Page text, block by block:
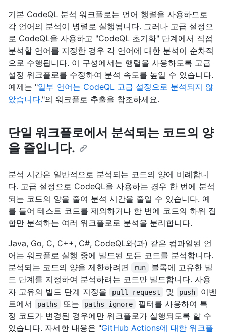
기본 CodeQL 분석 워크플로는 언어 행렬을 사용하므로
각 언어의 분석이 병렬로 실행됩니다. 그러나 고급 설정으
로 CodeQL을 사용하고 "CodeQL 초기화" 단계에서 직접
분석할 언어를 지정한 경우 각 언어에 대한 분석이 순차적
으로 수행됩니다. 이 구성에서는 행렬을 사용하도록 고급
설정 워크플로를 수정하여 분석 속도를 높일 수 있습니다.
예제는 "일부 언어는 CodeQL 고급 설정으로 분석되지 않
았습니다."의 워크플로 추출을 참조하세요.
단일 워크플로에서 분석되는 코드의 양
을 줄입니다.
분석 시간은 일반적으로 분석되는 코드의 양에 비례합니
다. 고급 설정으로 CodeQL을 사용하는 경우 한 번에 분석
되는 코드의 양을 줄여 분석 시간을 줄일 수 있습니다. 예
를 들어 테스트 코드를 제외하거나 한 번에 코드의 하위 집
합만 분석하는 여러 워크플로로 분석을 분리합니다.
Java, Go, C, C++, C#, CodeQL와(과) 같은 컴파일된 언
어는 워크플로 실행 중에 빌드된 모든 코드를 분석합니다.
분석되는 코드의 양을 제한하려면
run
블록에 고유한 빌
드 단계를 지정하여 분석하려는 코드만 빌드합니다. 사용
자 고유의 빌드 단계 지정을
pull_request 및 push
이벤
트에서
paths 또는 paths-ignore
필터를 사용하여 특
정 코드가 변경된 경우에만 워크플로가 실행되도록 할 수
있습니다. 자세한 내용은 "GitHub Actions에 대한 워크플